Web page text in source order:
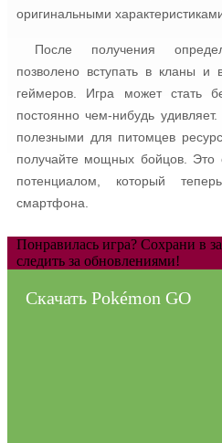
оригинальными
После получения
позволено вступать в кланы и
геймеров. Игра может стать
постоянно чем-нибудь
полезными для питомцев
получайте мощных бойцов. Это
потенциалом, который
смартфона.
Понравилась игра? Сохрани в
следить за обновлениями!
Скачать Pokémon GO